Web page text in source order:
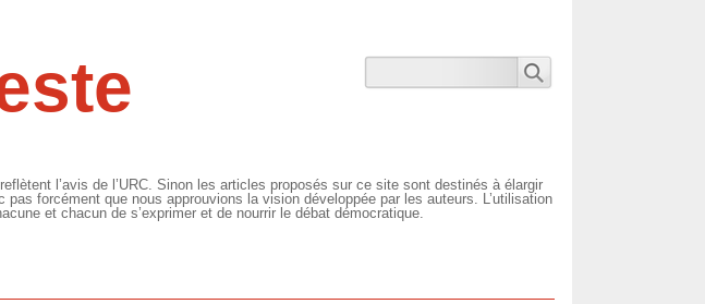
l’avis de l’URC. Sinon les articles proposés sur ce site sont destinés à élargir
forcément que nous approuvions la vision développée par les auteurs. L’utilisation
et chacun de s’exprimer et de nourrir le débat démocratique.